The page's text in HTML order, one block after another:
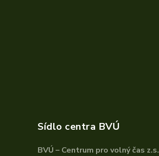
Sídlo centra BVÚ
BVÚ – Centrum pro volný čas z.s.